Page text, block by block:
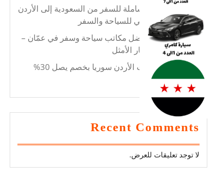
تجربتك الشاملة للسفر من السعودية إلى الأردن
وسوريا – مع الزعبي للسياحة والسفر
تعرف على أفضل مكاتب سياحة وسفر في عمّان –
مكتب الزعبي الخيار الأمثل
مكتب سفريات الأردن سوريا بخصم يصل 30%
احجز الآن
Recent Comments
لا توجد تعليقات للعرض.